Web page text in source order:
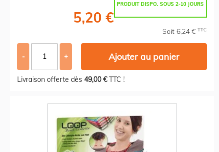
PRODUIT DISPO. SOUS 2-10 JOURS
5,20 €
Soit 6,24 € TTC
- + Ajouter au panier
Livraison offerte dès 49,00 €TTC !